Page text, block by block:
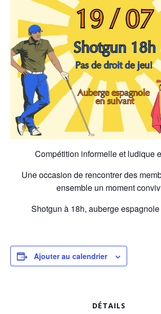
Compétition informelle et ludique
Une occasion de rencontrer des
ensemble un moment
Shotgun à 18h, auberge
Ajouter au calendrier
DÉTAILS